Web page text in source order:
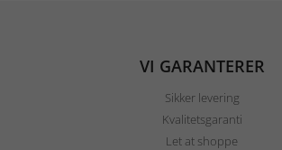
VI GARANTERER
Sikker levering
Kvalitetsgaranti
Let at shoppe